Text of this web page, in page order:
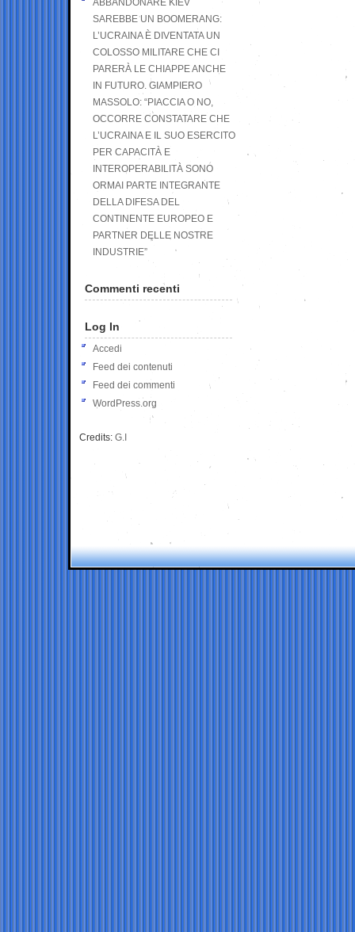
ABBANDONARE KIEV
SAREBBE UN BOOMERANG:
L’UCRAINA È DIVENTATA UN
COLOSSO MILITARE CHE CI
PARERÀ LE CHIAPPE ANCHE
IN FUTURO. GIAMPIERO
MASSOLO: “PIACCIA O NO,
OCCORRE CONSTATARE CHE
L’UCRAINA E IL SUO ESERCITO
PER CAPACITÀ E
INTEROPERABILITÀ SONO
ORMAI PARTE INTEGRANTE
DELLA DIFESA DEL
CONTINENTE EUROPEO E
PARTNER DELLE NOSTRE
INDUSTRIE”
Commenti recenti
Log In
Accedi
Feed dei contenuti
Feed dei commenti
WordPress.org
Credits: G.I